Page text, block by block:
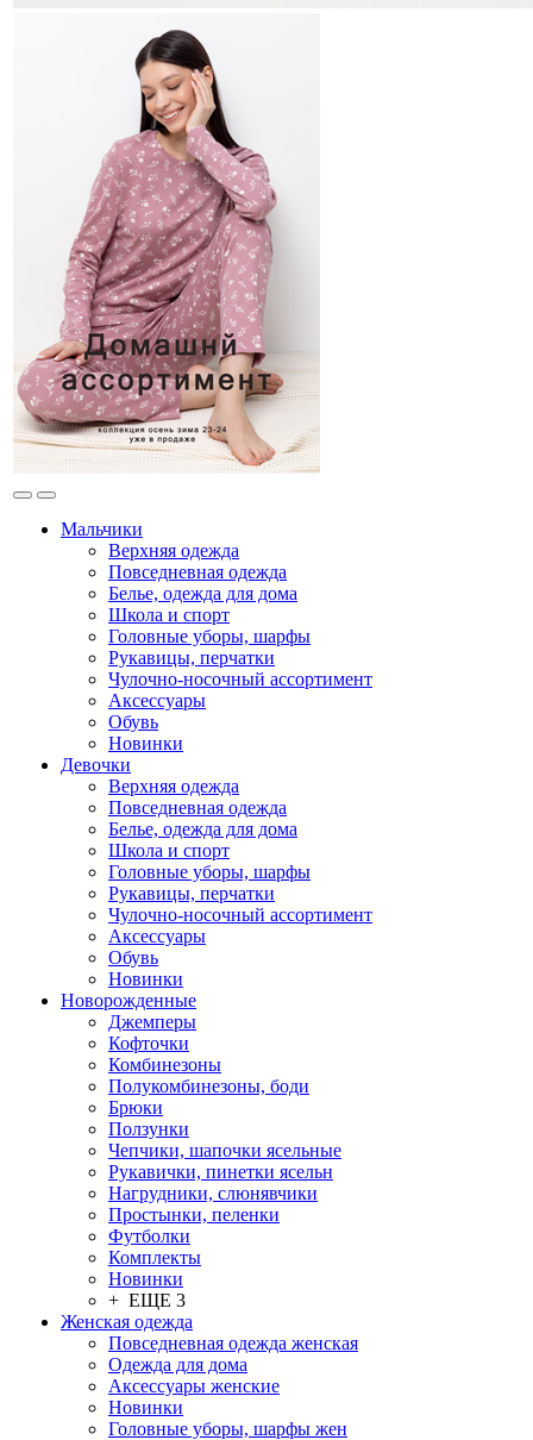
Мальчики
Верхняя одежда
Повседневная одежда
Белье, одежда для дома
Школа и спорт
Головные уборы, шарфы
Рукавицы, перчатки
Чулочно-носочный ассортимент
Аксессуары
Обувь
Новинки
Девочки
Верхняя одежда
Повседневная одежда
Белье, одежда для дома
Школа и спорт
Головные уборы, шарфы
Рукавицы, перчатки
Чулочно-носочный ассортимент
Аксессуары
Обувь
Новинки
Новорожденные
Джемперы
Кофточки
Комбинезоны
Полукомбинезоны, боди
Брюки
Ползунки
Чепчики, шапочки ясельные
Рукавички, пинетки ясельн
Нагрудники, слюнявчики
Простынки, пеленки
Футболки
Комплекты
Новинки
+ ЕЩЕ 3
Женская одежда
Повседневная одежда женская
Одежда для дома
Аксессуары женские
Новинки
Головные уборы, шарфы жен